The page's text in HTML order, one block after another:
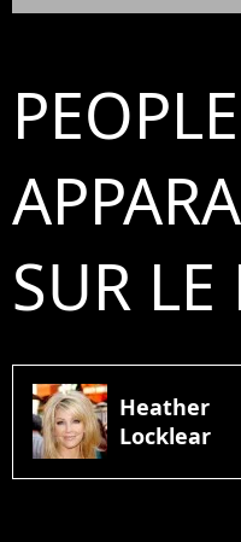
PEOPLE
SUR
Heather
Locklear